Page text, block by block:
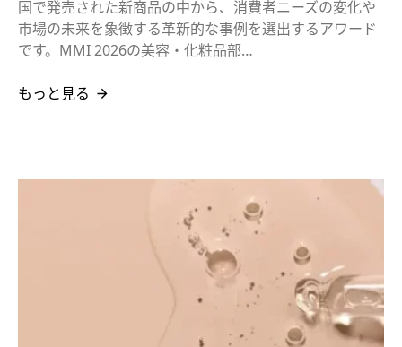
国で発売された新商品の中から、消費者ニーズの変化や
市場の未来を象徴する革新的な事例を選出するアワード
です。MMI 2026の美容・化粧品部…
もっと見る